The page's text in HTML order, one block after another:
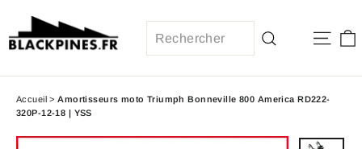
au
contenu
Accueil >Amortisseurs moto Triumph Bonneville 800 America RD222-
320P-12-18 | YSS